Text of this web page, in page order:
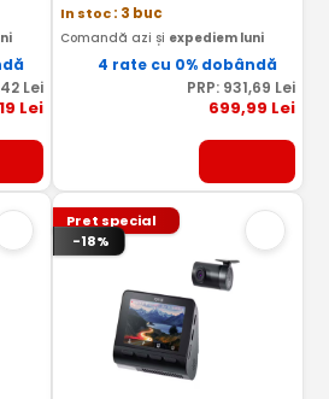
Lei
Lei
In stoc: 3 buc
Comandă azi și expediem luni
4 rate cu 0% dobândă
PRP: 931,69 Lei
699,99 Lei
Pret special
-18%